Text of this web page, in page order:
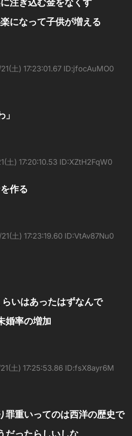
注ぎ込む金をなくす
になって子供が増える
土) 17:23:01.67 ID:jfocAuMO0
土) 17:20:10.53 ID:XZtH2FqW0
作る
土) 17:23:19.60 ID:VtAv87Nu0
いはあったはずなんで
婚率の増加
土) 17:25:53.86 ID:fsX8ayr6M
罪重いってのは西洋の歴史で
だったらしいしな